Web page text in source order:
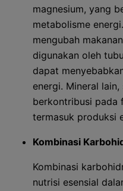
magnesium, yang
metabolisme
mengubah
digunakan oleh
dapat
energi. Mineral
berkontribusi pada
termasuk produksi
Kombinasi
Kombinasi
nutrisi esensial